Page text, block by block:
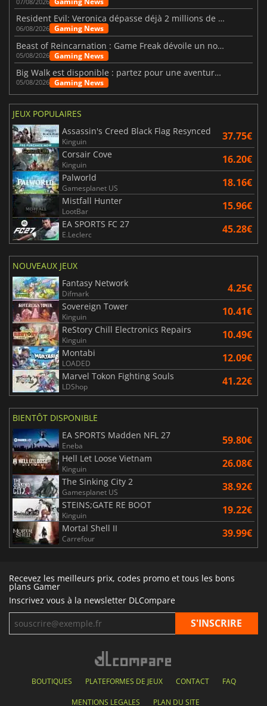
Resident Evil: Veronica dépasse déjà 2 millions de wishlists
06/08/2026 Gaming News
Beast of Reincarnation : Game Freak dévoile un nouveau pari
05/08/2026 Gaming News
Big Walk est disponible : partez pour une aventure entre amis
05/08/2026 Gaming News
JEUX POPULAIRES
Assassin's Creed Black Flag Resynced
Kinguin 37.75€
Corsair Cove
Kinguin 16.20€
Palworld
Gamesplanet US 18.16€
Mistfall Hunter
LootBar 15.96€
EA SPORTS FC 27
E.Leclerc 45.28€
NOUVEAUX JEUX
Fantasy Network
Difmark 4.25€
Sovereign Tower
Kinguin 10.41€
ReStory Chill Electronics Repairs
Kinguin 10.49€
Montabi
LOADED 12.09€
Marvel Tokon Fighting Souls
LDShop 41.22€
BIENTÔT DISPONIBLE
EA SPORTS Madden NFL 27
Eneba 59.80€
Hell Let Loose Vietnam
Kinguin 26.08€
The Sinking City 2
Gamesplanet US 38.92€
STEINS;GATE RE BOOT
Kinguin 19.22€
Mortal Shell II
Carrefour 39.99€
Recevez les meilleurs prix, codes promo et tous les bons
plans Gamer
Inscrivez vous à la newsletter DLCompare
BOUTIQUES PLATEFORMES DE JEUX CONTACT FAQ
MENTIONS LEGALES PLAN DU SITE